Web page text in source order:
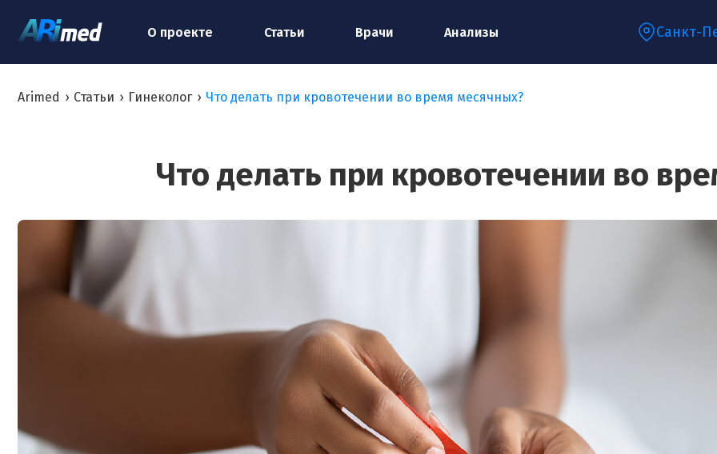
О проекте Статьи Врачи Анализы Санкт-
Arimed › Статьи › Гинеколог › Что делать при кровотечении во время месячных?
Что делать при кровотечении во